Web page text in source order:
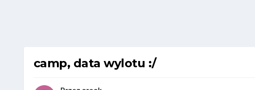
camp, data wylotu :/